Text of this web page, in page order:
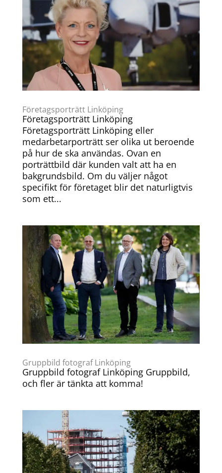
Företagsporträtt Linköping
Företagsporträtt Linköping
Företagsporträtt Linköping eller
medarbetarporträtt ser olika ut beroende
på hur de ska användas. Ovan en
porträttbild där kunden valt att ha en
bakgrundsbild. Om du väljer något
specifikt för företaget blir det naturligtvis
som ett...
Gruppbild fotograf Linköping
Gruppbild fotograf Linköping Gruppbild,
och fler är tänkta att komma!